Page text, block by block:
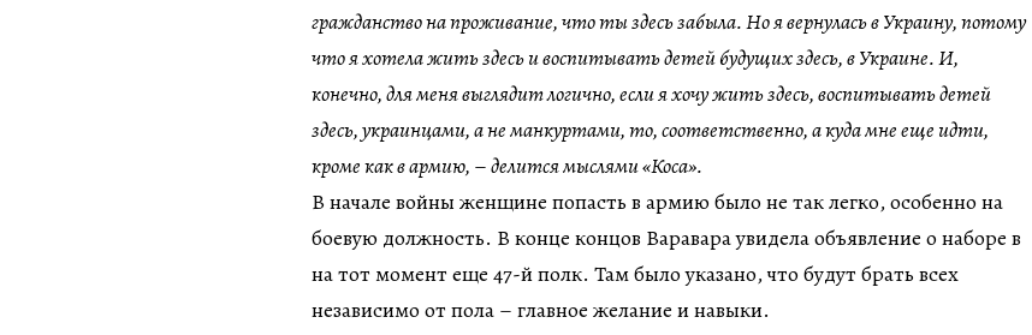
гражданство на проживание, что ты здесь забыла. Но я вернулась в Украину, потому
что я хотела жить здесь и воспитывать детей будущих здесь, в Украине. И,
конечно, для меня выглядит логично, если я хочу жить здесь, воспитывать детей
здесь, украинцами, а не манкуртами, то, соответственно, а куда мне еще идти,
кроме как в армию, –делится мыслями «Коса».
В начале войны женщине попасть в армию было не так легко, особенно на
боевую должность. В конце концов Варавара увидела объявление о наборе в
на тот момент еще 47-й полк. Там было указано, что будут брать всех
независимо от пола – главное желание и навыки.